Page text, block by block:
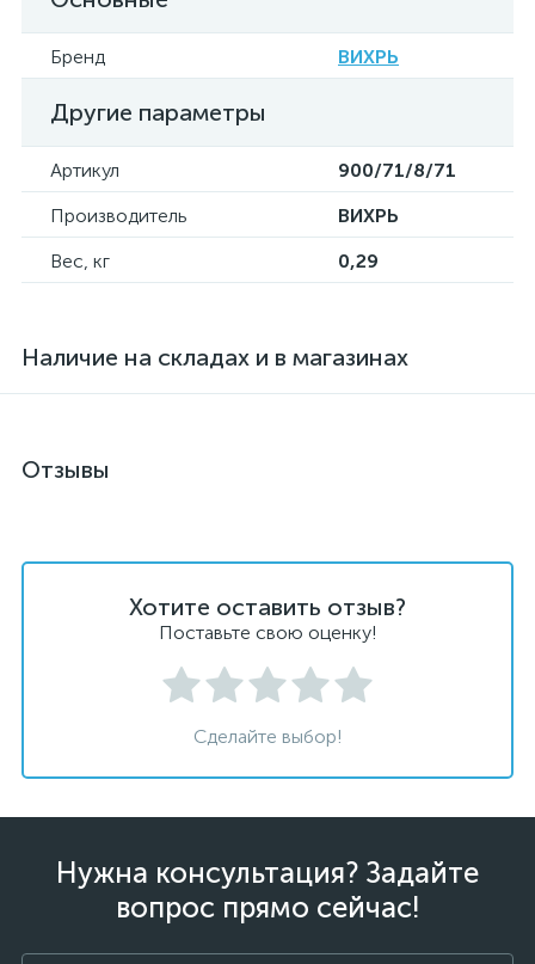
Бренд ВИХРЬ
Другие параметры
Артикул
900/71/8/71
Производитель
ВИХРЬ
Вес, кг
0,29
Наличие на складах и в магазинах
Отзывы
Хотите оставить отзыв?
Поставьте свою оценку!
Сделайте выбор!
Нужна консультация? Задайте
вопрос прямо сейчас!